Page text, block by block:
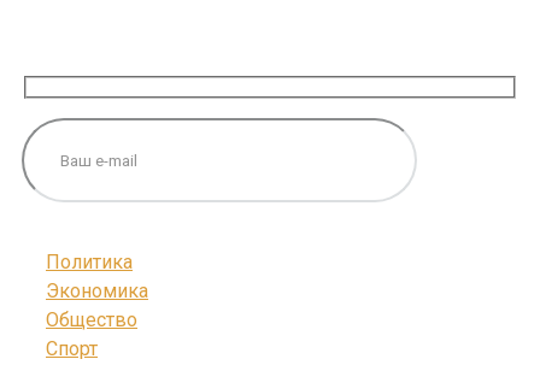
Политика
Экономика
Общество
Спорт